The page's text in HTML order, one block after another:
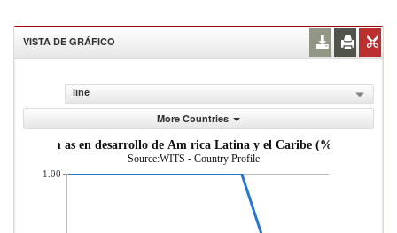
VISTA DE GRÁFICO
line
More Countries
econom as en desarrollo de Am rica Latina y el Caribe (% del total
Source:WITS - Country Profile
1.00